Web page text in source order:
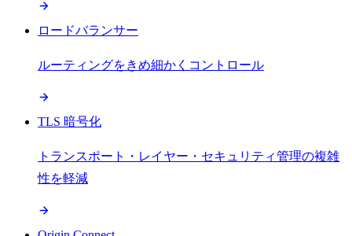
ロードバランサー
ルーティングをきめ細かくコントロール
TLS 暗号化
トランスポート・レイヤー・セキュリティ管理の複雑
性を軽減